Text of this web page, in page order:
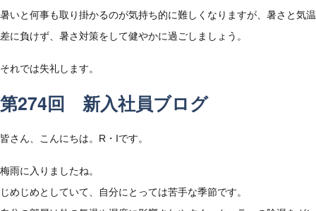
暑いと何事も取り掛かるのが気持ち的に難しくなりますが、暑さと気温
差に負けず、暑さ対策をして健やかに過ごしましょう。
それでは失礼します。
第274回 新入社員ブログ
皆さん、こんにちは。R・Iです。
梅雨に入りましたね。
じめじめとしていて、自分にとっては苦手な季節です。